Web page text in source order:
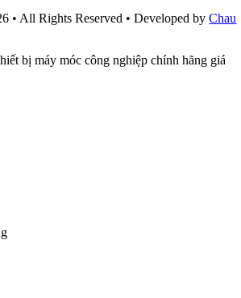
• All Rights Reserved • Developed byChau
bị máy móc công nghiệp chính hãng giá